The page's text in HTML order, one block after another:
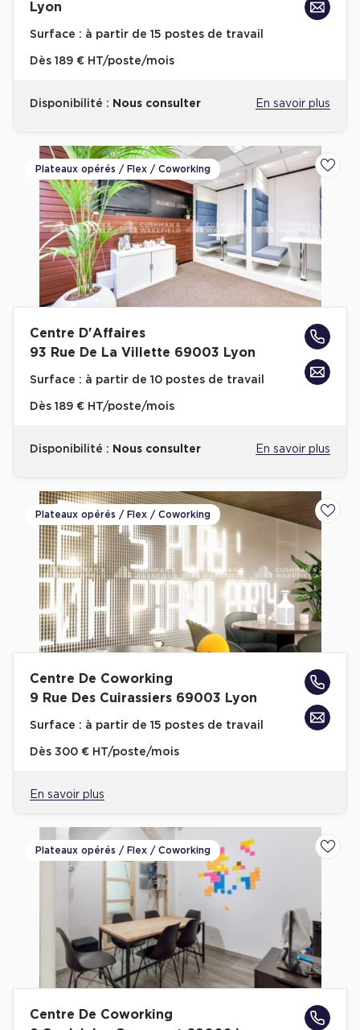
Location de plateformes Logistique
Location de plateformes Logistique à Amiens
Location de plateformes Logistique à Le Havre
Achat de plateformes Logistique
Achat de plateformes Logistique en Bretagne
Achat de plateformes Logistique à Lyon
Achat de plateformes Logistique à Marseille
Achat de plateformes Logistique à Dijon
Collections de Logistique
Entrepôts XXL
Location de Commerces
Location de Commerces à Paris
Location de Commerces à Bordeaux
Location de Commerces à Toulouse
Location de Commerces à Reims
Achat de Commerces
Achat de Commerces à Dijon
Bureaux privés
Bureaux privés à Paris
Bureaux privés à Lyon
Bureaux privés à Marseille
Bureaux privés à Lille
Lyon
Surface : à partir de 15 postes de travail
Dès 189 € HT/poste/mois
Disponibilité : Nous consulter En savoir plus
Plateaux opérés / Flex / Coworking
Centre D'Affaires
93 Rue De La Villette 69003 Lyon
Surface : à partir de 10 postes de travail
Dès 189 € HT/poste/mois
Disponibilité : Nous consulter En savoir plus
Plateaux opérés / Flex / Coworking
Centre De Coworking
9 Rue Des Cuirassiers 69003 Lyon
Surface : à partir de 15 postes de travail
Dès 300 € HT/poste/mois
En savoir plus
Plateaux opérés / Flex / Coworking
Centre De Coworking